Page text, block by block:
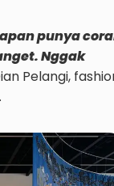
punya
Nggak
Pelangi,